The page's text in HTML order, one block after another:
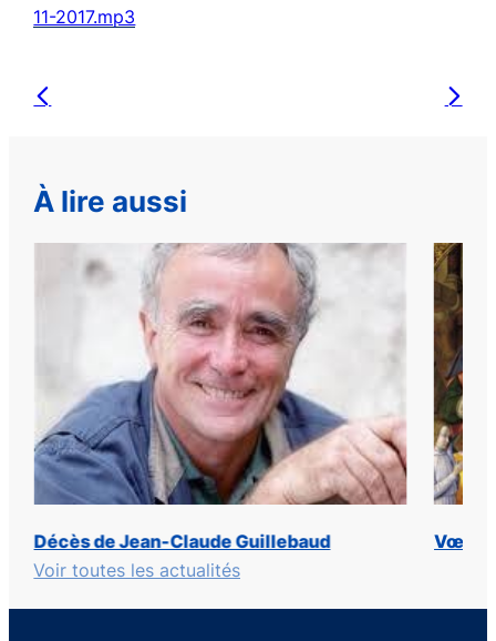
11-2017.mp3
À lire aussi
Vœux de Noël
Voir toutes les actualités